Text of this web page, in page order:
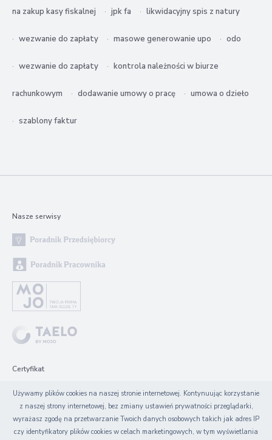
na zakup kasy fiskalnej jpk fa likwidacyjny spis z natury
wezwanie do zapłaty masowe generowanie upo odo
wezwanie do zapłaty kontrola należności w biurze
rachunkowym dodawanie umowy o pracę umowa o dzieło
szablony faktur
Nasze serwisy
Certyfikat
Używamy plików cookies na naszej stronie internetowej. Kontynuując korzystanie
z naszej strony internetowej, bez zmiany ustawień prywatności przeglądarki,
wyrażasz zgodę na przetwarzanie Twoich danych osobowych takich jak adres IP
czy identyfikatory plików cookies w celach marketingowych, w tym wyświetlania